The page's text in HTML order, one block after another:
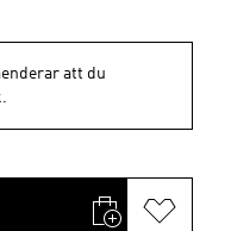
att du